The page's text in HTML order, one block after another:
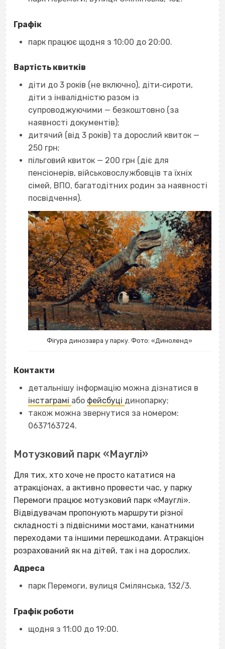
Графік
парк працює щодня з 10:00 до 20:00.
Вартість квитків
діти до 3 років (не включно), діти‐сироти,
діти з інвалідністю разом із
супроводжуючими — безкоштовно (за
наявності документів);
дитячий (від 3 років) та дорослий квиток —
250 грн;
пільговий квиток — 200 грн (діє для
пенсіонерів, військовослужбовців та їхніх
сімей, ВПО, багатодітних родин за наявності
посвідчення).
Фігура динозавра у парку. Фото: «Диноленд»
Контакти
детальнішу інформацію можна дізнатися в
інстаграмі або фейсбуці динопарку;
також можна звернутися за номером:
0637163724.
Мотузковий парк «Мауглі»
Для тих, хто хоче не просто кататися на
атракціонах, а активно провести час, у парку
Перемоги працює мотузковий парк «Мауглі».
Відвідувачам пропонують маршрути різної
складності з підвісними мостами, канатними
переходами та іншими перешкодами. Атракціон
розрахований як на дітей, так і на дорослих.
Адреса
парк Перемоги, вулиця Смілянська, 132/3.
Графік роботи
щодня з 11:00 до 19:00.